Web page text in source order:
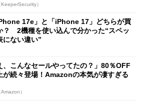
）
17e」と「iPhone 17」どちらが買
？ 2機種を使い込んで分かった“スペッ
にない違い”
、こんなセールやってたの？」80％OFF
が続々登場！Amazonの本気が凄すぎる
）